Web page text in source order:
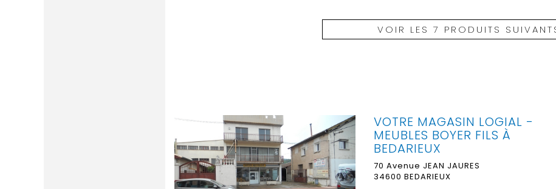
VOIR LES 7 PRODUITS
VOTRE MAGASIN LOGIAL -
MEUBLES BOYER FILS À
BEDARIEUX
70 Avenue JEAN JAURES
34600 BEDARIEUX